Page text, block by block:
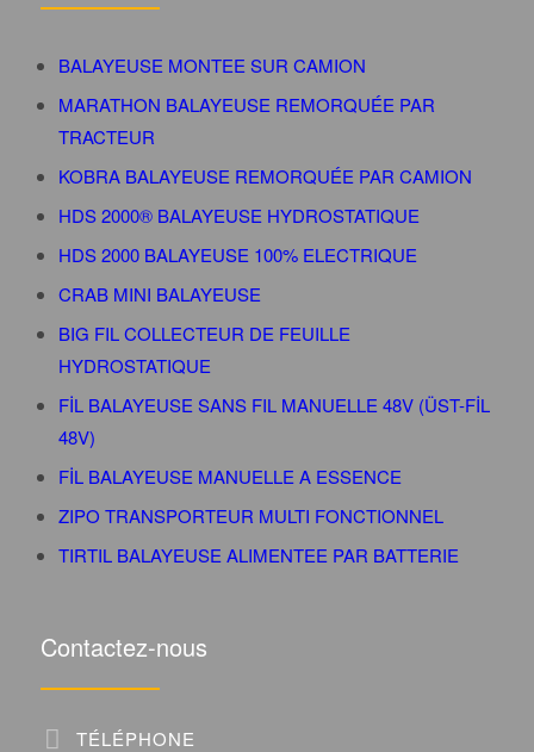
BALAYEUSE MONTEE SUR CAMION
MARATHON BALAYEUSE REMORQUÉE PAR
TRACTEUR
KOBRA BALAYEUSE REMORQUÉE PAR CAMION
HDS 2000® BALAYEUSE HYDROSTATIQUE
HDS 2000 BALAYEUSE 100% ELECTRIQUE
CRAB MINI BALAYEUSE
BIG FIL COLLECTEUR DE FEUILLE
HYDROSTATIQUE
FİL BALAYEUSE SANS FIL MANUELLE 48V (ÜST-FİL
48V)
FİL BALAYEUSE MANUELLE A ESSENCE
ZIPO TRANSPORTEUR MULTI FONCTIONNEL
TIRTIL BALAYEUSE ALIMENTEE PAR BATTERIE
Contactez-nous
TÉLÉPHONE